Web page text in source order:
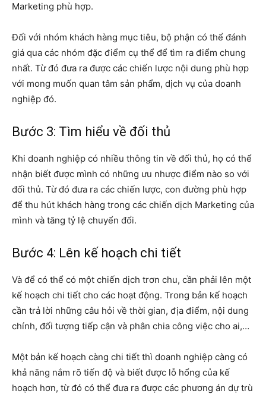
Marketing phù hợp.
Đối với nhóm khách hàng mục tiêu, bộ phận có thể đánh
giá qua các nhóm đặc điểm cụ thể để tìm ra điểm chung
nhất. Từ đó đưa ra được các chiến lược nội dung phù hợp
với mong muốn quan tâm sản phẩm, dịch vụ của doanh
nghiệp đó.
Bước 3: Tìm hiểu về đối thủ
Khi doanh nghiệp có nhiều thông tin về đối thủ, họ có thể
nhận biết được mình có những ưu nhược điểm nào so với
đối thủ. Từ đó đưa ra các chiến lược, con đường phù hợp
để thu hút khách hàng trong các chiến dịch Marketing của
mình và tăng tỷ lệ chuyển đổi.
Bước 4: Lên kế hoạch chi tiết
Và để có thể có một chiến dịch trơn chu, cần phải lên một
kế hoạch chi tiết cho các hoạt động. Trong bản kế hoạch
cần trả lời những câu hỏi về thời gian, địa điểm, nội dung
chính, đối tượng tiếp cận và phân chia công việc cho ai,…
Một bản kế hoạch càng chi tiết thì doanh nghiệp càng có
khả năng nắm rõ tiến độ và biết được lỗ hổng của kế
hoạch hơn, từ đó có thể đưa ra được các phương án dự trù